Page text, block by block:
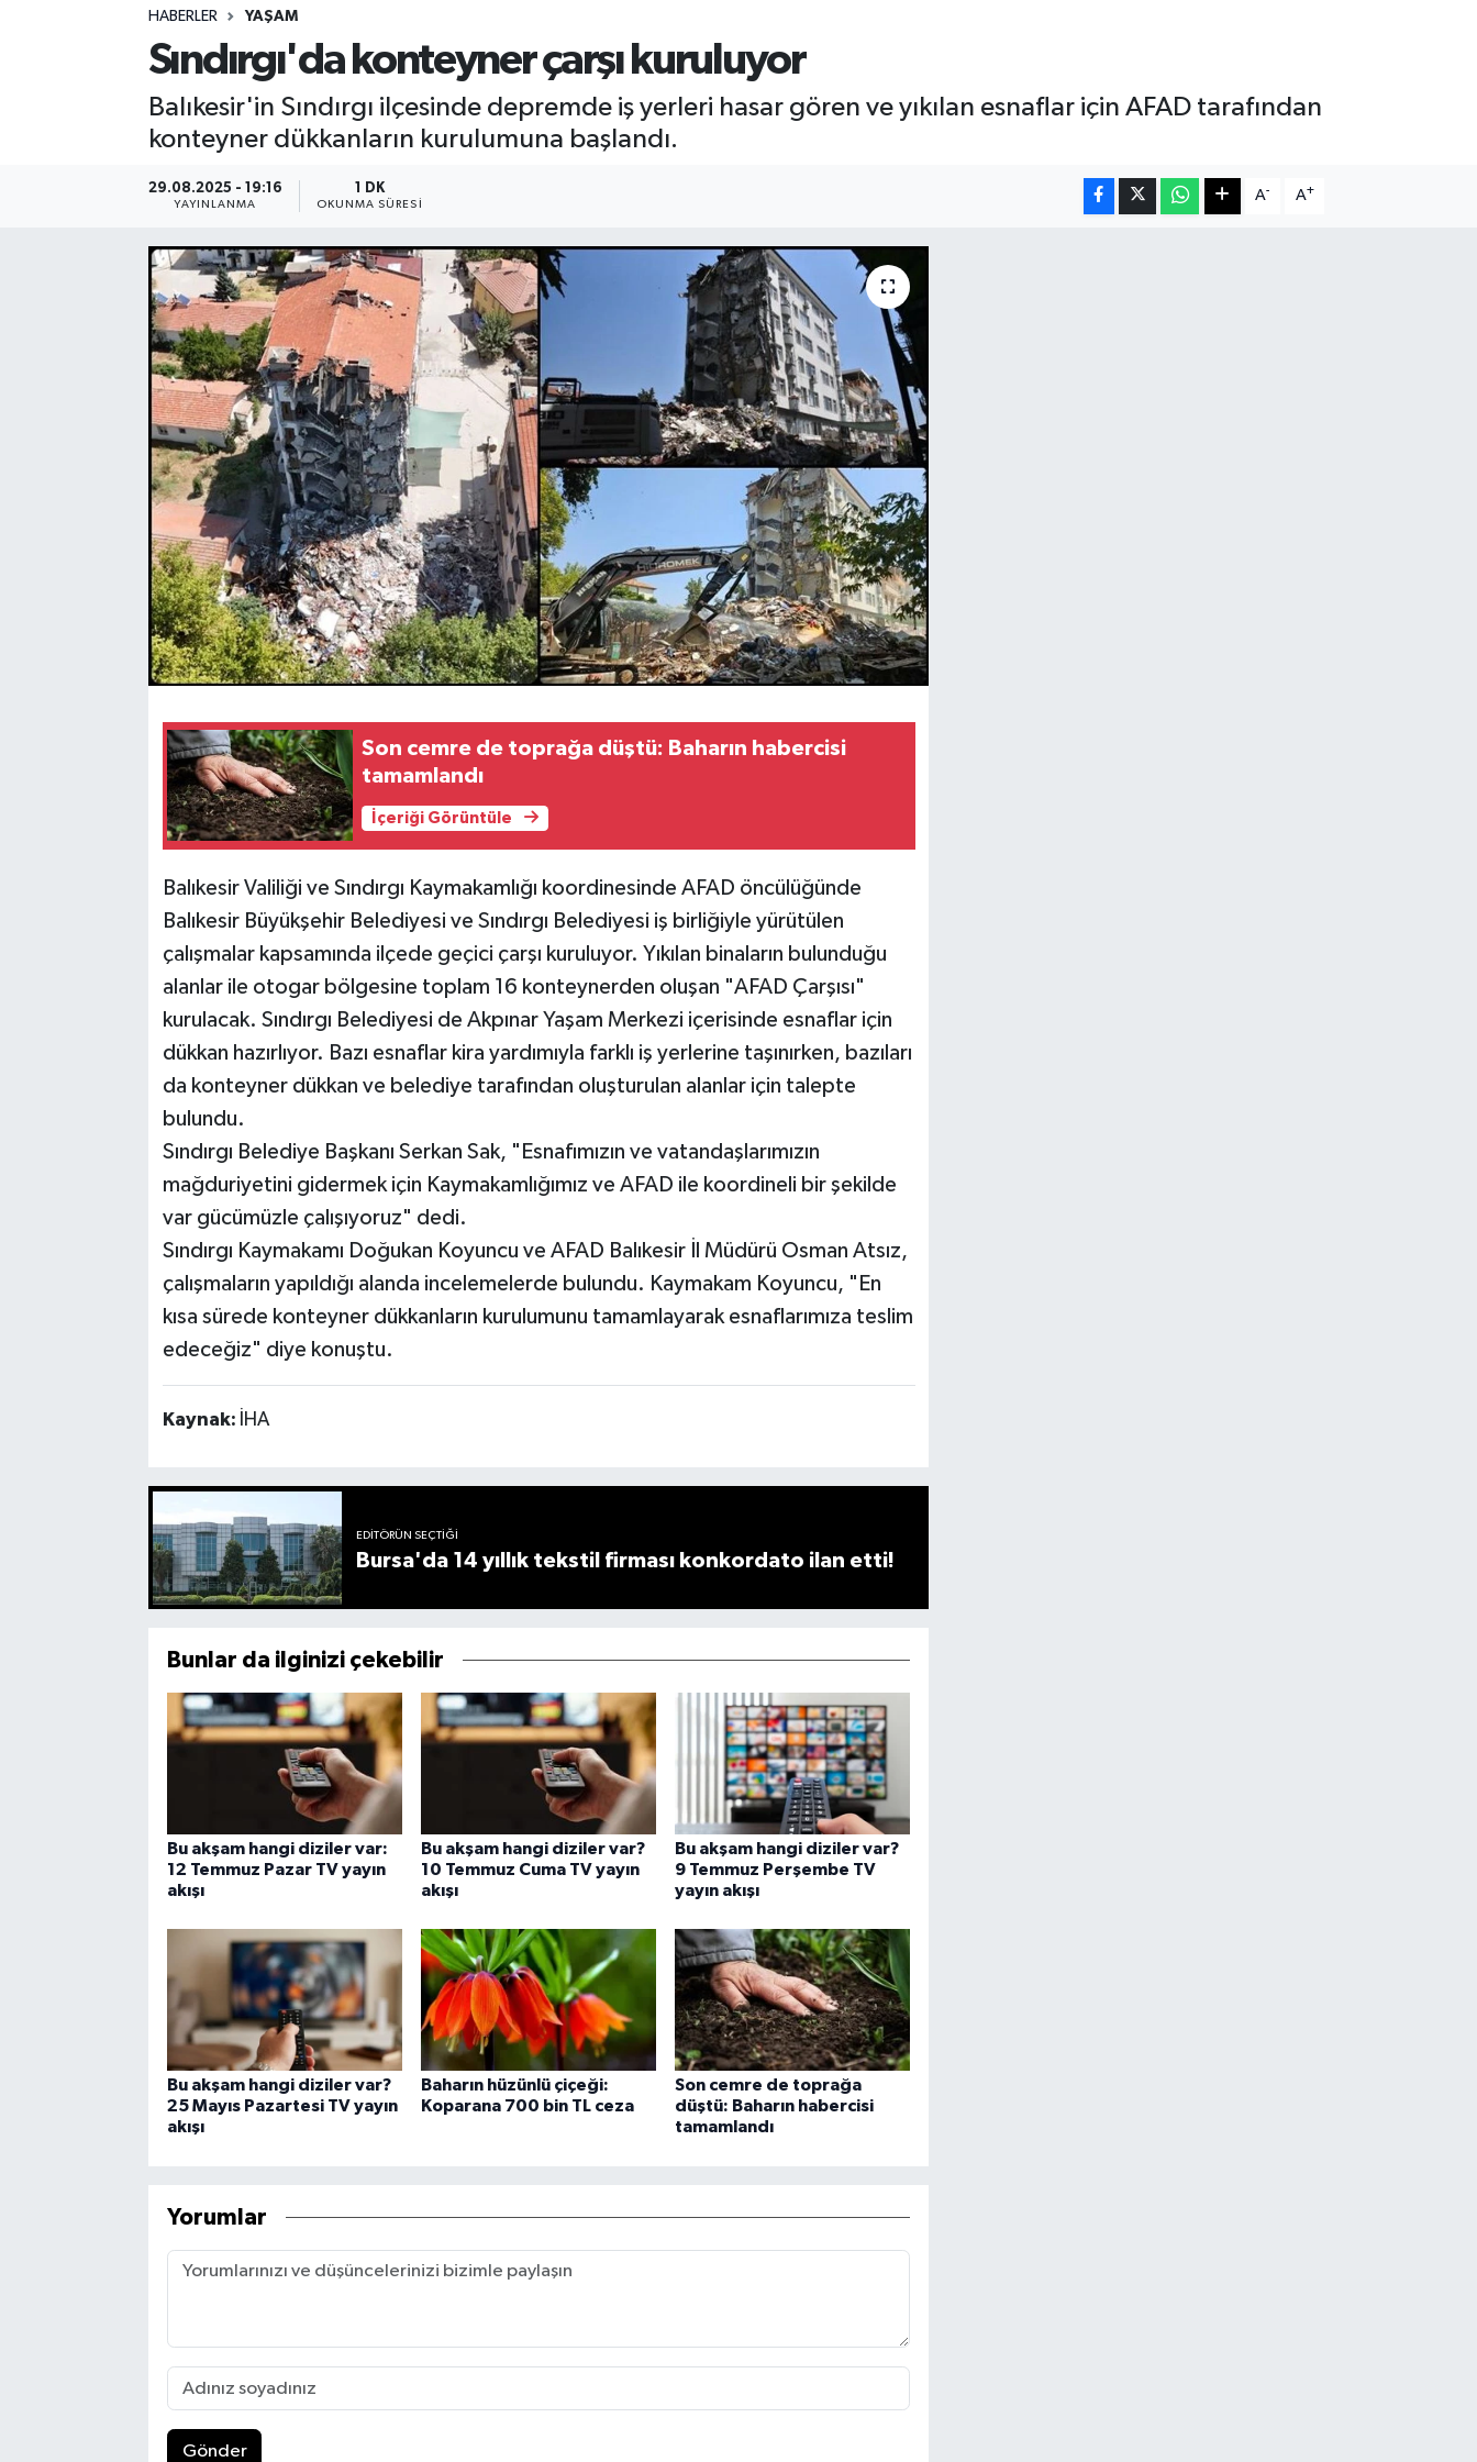
HABERLER YAŞAM
Sındırgı'da konteyner çarşı kuruluyor
Balıkesir'in Sındırgı ilçesinde depremde iş yerleri hasar gören ve yıkılan esnaflar için AFAD tarafından
konteyner dükkanların kurulumuna başlandı.
29.08.2025 - 19:16
YAYINLANMA
1 DK
OKUNMA SÜRESI
A- A+
Son cemre de toprağa düştü: Baharın habercisi
tamamlandı
İçeriği Görüntüle
Balıkesir Valiliği ve Sındırgı Kaymakamlığı koordinesinde AFAD öncülüğünde
Balıkesir Büyükşehir Belediyesi ve Sındırgı Belediyesi iş birliğiyle yürütülen
çalışmalar kapsamında ilçede geçici çarşı kuruluyor. Yıkılan binaların bulunduğu
alanlar ile otogar bölgesine toplam 16 konteynerden oluşan "AFAD Çarşısı"
kurulacak. Sındırgı Belediyesi de Akpınar Yaşam Merkezi içerisinde esnaflar için
dükkan hazırlıyor. Bazı esnaflar kira yardımıyla farklı iş yerlerine taşınırken, bazıları
da konteyner dükkan ve belediye tarafından oluşturulan alanlar için talepte
bulundu.
Sındırgı Belediye Başkanı Serkan Sak, "Esnafımızın ve vatandaşlarımızın
mağduriyetini gidermek için Kaymakamlığımız ve AFAD ile koordineli bir şekilde
var gücümüzle çalışıyoruz" dedi.
Sındırgı Kaymakamı Doğukan Koyuncu ve AFAD Balıkesir İl Müdürü Osman Atsız,
çalışmaların yapıldığı alanda incelemelerde bulundu. Kaymakam Koyuncu, "En
kısa sürede konteyner dükkanların kurulumunu tamamlayarak esnaflarımıza teslim
edeceğiz" diye konuştu.
Kaynak: İHA
EDITÖRÜN SEÇTIĞI
Bursa'da 14 yıllık tekstil firması konkordato ilan etti!
Bunlar da ilginizi çekebilir
Bu akşam hangi diziler var:
12 Temmuz Pazar TV yayın
akışı
Bu akşam hangi diziler var?
10 Temmuz Cuma TV yayın
akışı
Bu akşam hangi diziler var?
9 Temmuz Perşembe TV
yayın akışı
Bu akşam hangi diziler var?
25 Mayıs Pazartesi TV yayın
akışı
Baharın hüzünlü çiçeği:
Koparana 700 bin TL ceza
Son cemre de toprağa
düştü: Baharın habercisi
tamamlandı
Yorumlar
Gönder